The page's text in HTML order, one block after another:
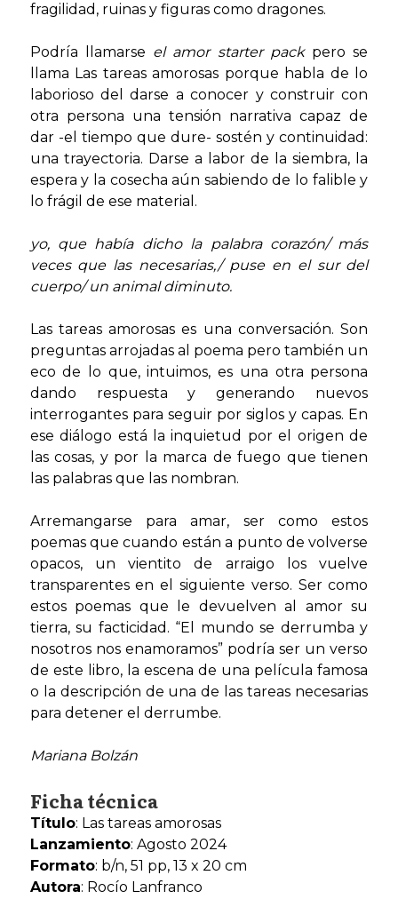
fragilidad, ruinas y figuras como dragones.
Podría llamarse el amor starter pack pero se
llama Las tareas amorosas porque habla de lo
laborioso del darse a conocer y construir con
otra persona una tensión narrativa capaz de
dar -el tiempo que dure- sostén y continuidad:
una trayectoria. Darse a labor de la siembra, la
espera y la cosecha aún sabiendo de lo falible y
lo frágil de ese material.
yo, que había dicho la palabra corazón/ más
veces que las necesarias,/ puse en el sur del
cuerpo/ un animal diminuto.
Las tareas amorosas es una conversación. Son
preguntas arrojadas al poema pero también un
eco de lo que, intuimos, es una otra persona
dando respuesta y generando nuevos
interrogantes para seguir por siglos y capas. En
ese diálogo está la inquietud por el origen de
las cosas, y por la marca de fuego que tienen
las palabras que las nombran.
Arremangarse para amar, ser como estos
poemas que cuando están a punto de volverse
opacos, un vientito de arraigo los vuelve
transparentes en el siguiente verso. Ser como
estos poemas que le devuelven al amor su
tierra, su facticidad. “El mundo se derrumba y
nosotros nos enamoramos” podría ser un verso
de este libro, la escena de una película famosa
o la descripción de una de las tareas necesarias
para detener el derrumbe.
Mariana Bolzán
Ficha técnica
Título: Las tareas amorosas
Lanzamiento: Agosto 2024
Formato: b/n, 51 pp, 13 x 20 cm
Autora: Rocío Lanfranco